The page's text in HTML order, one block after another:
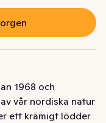
1968 och
vår nordiska natur
ett krämigt lödder